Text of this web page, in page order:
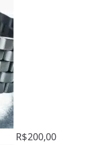
R$200,00